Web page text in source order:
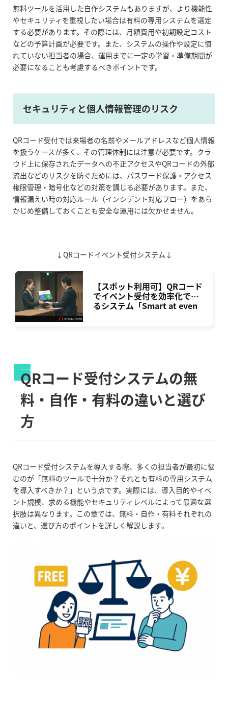
無料ツールを活用した自作システムもありますが、より機能性
やセキュリティを重視したい場合は有料の専用システムを選定
する必要があります。その際には、月額費用や初期設定コスト
などの予算計画が必要です。また、システムの操作や設定に慣
れていない担当者の場合、運用までに一定の学習・準備期間が
必要になることも考慮するべきポイントです。
セキュリティと個人情報管理のリスク
QRコード受付では来場者の名前やメールアドレスなど個人情報
を扱うケースが多く、その管理体制には注意が必要です。クラ
ウド上に保存されたデータへの不正アクセスやQRコードの外部
流出などのリスクを防ぐためには、パスワード保護・アクセス
権限管理・暗号化などの対策を講じる必要があります。また、
情報漏えい時の対応ルール（インシデント対応フロー）をあら
かじめ整備しておくことも安全な運用には欠かせません。
↓QRコードイベント受付システム↓
【スポット利用可】QRコード
でイベント受付を効率化でき
るシステム「Smart at even
QRコード受付システムの無
料・自作・有料の違いと選び
方
QRコード受付システムを導入する際、多くの担当者が最初に悩
むのが「無料のツールで十分か？それとも有料の専用システム
を導入すべきか？」という点です。実際には、導入目的やイベ
ント規模、求める機能やセキュリティレベルによって最適な選
択肢は異なります。この章では、無料・自作・有料それぞれの
違いと、選び方のポイントを詳しく解説します。